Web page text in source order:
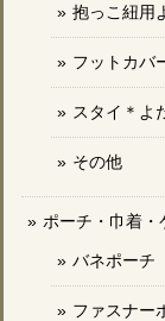
抱っこ紐用
フットカバ
スタイ＊よ
その他
ポーチ・巾着・
バネポーチ
ファスナー